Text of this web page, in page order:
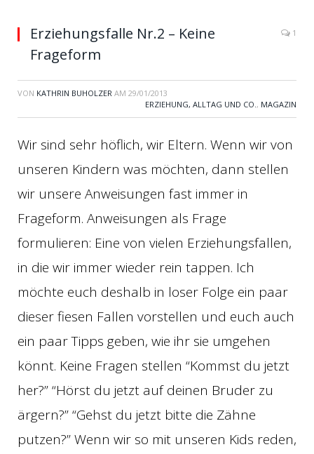
Erziehungsfalle Nr.2 – Keine
Frageform
1
VON KATHRIN BUHOLZER AM 29/01/2013
ERZIEHUNG, ALLTAG UND CO., MAGAZIN
Wir sind sehr höflich, wir Eltern. Wenn wir von
unseren Kindern was möchten, dann stellen
wir unsere Anweisungen fast immer in
Frageform. Anweisungen als Frage
formulieren: Eine von vielen Erziehungsfallen,
in die wir immer wieder rein tappen. Ich
möchte euch deshalb in loser Folge ein paar
dieser fiesen Fallen vorstellen und euch auch
ein paar Tipps geben, wie ihr sie umgehen
könnt. Keine Fragen stellen “Kommst du jetzt
her?” “Hörst du jetzt auf deinen Bruder zu
ärgern?” “Gehst du jetzt bitte die Zähne
putzen?” Wenn wir so mit unseren Kids reden,